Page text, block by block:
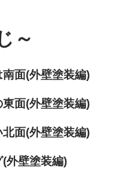
～
面(外壁塗装編)
面(外壁塗装編)
面(外壁塗装編)
外壁塗装編)